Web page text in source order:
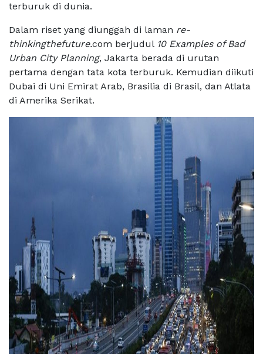
terburuk di dunia.
Dalam riset yang diunggah di laman re-
thinkingthefuture.com berjudul 10 Examples of Bad
Urban City Planning, Jakarta berada di urutan
pertama dengan tata kota terburuk. Kemudian diikuti
Dubai di Uni Emirat Arab, Brasilia di Brasil, dan Atlata
di Amerika Serikat.